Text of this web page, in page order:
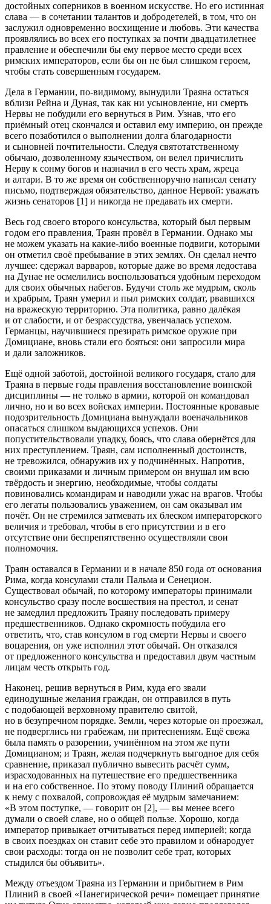
достойных соперников в военном искусстве. Но его истинная
слава — в сочетании талантов и добродетелей, в том, что он
заслужил одновременно восхищение и любовь. Эти качества
проявлялись во всех его поступках за почти двадцатилетнее
правление и обеспечили бы ему первое место среди всех
римских императоров, если бы он не был слишком героем,
чтобы стать совершенным государем.
Дела в Германии, по-видимому, вынудили Траяна остаться
вблизи Рейна и Дуная, так как ни усыновление, ни смерть
Нервы не побудили его вернуться в Рим. Узнав, что его
приёмный отец скончался и оставил ему империю, он прежде
всего позаботился о выполнении долга благодарности
и сыновней почтительности. Следуя святотатственному
обычаю, дозволенному язычеством, он велел причислить
Нерву к сонму богов и назначил в его честь храм, жреца
и алтари. В то же время он собственноручно написал сенату
письмо, подтверждая обязательство, данное Нервой: уважать
жизнь сенаторов [1] и никогда не предавать их смерти.
Весь год своего второго консульства, который был первым
годом его правления, Траян провёл в Германии. Однако мы
не можем указать на какие-либо военные подвиги, которыми
он отметил своё пребывание в этих землях. Он сделал нечто
лучшее: сдержал варваров, которые даже во время ледостава
на Дунае не осмелились воспользоваться удобным переходом
для своих обычных набегов. Будучи столь же мудрым, сколь
и храбрым, Траян умерил и пыл римских солдат, рвавшихся
на вражескую территорию. Эта политика, равно далёкая
и от слабости, и от безрассудства, увенчалась успехом.
Германцы, научившиеся презирать римское оружие при
Домициане, вновь стали его бояться: они запросили мира
и дали заложников.
Ещё одной заботой, достойной великого государя, стало для
Траяна в первые годы правления восстановление воинской
дисциплины — не только в армии, которой он командовал
лично, но и во всех войсках империи. Постоянные кровавые
подозрительность Домициана вынуждали военачальников
опасаться слишком выдающихся успехов. Они
попустительствовали упадку, боясь, что слава обернётся для
них преступлением. Траян, сам исполненный достоинств,
не тревожился, обнаружив их у подчинённых. Напротив,
своими приказами и личным примером он внушал им всю
твёрдость и энергию, необходимые, чтобы солдаты
повиновались командирам и наводили ужас на врагов. Чтобы
его легаты пользовались уважением, он сам оказывал им
почёт. Он не стремился затмевать их блеском императорского
величия и требовал, чтобы в его присутствии и в его
отсутствие они беспрепятственно осуществляли свои
полномочия.
Траян оставался в Германии и в начале 850 года от основания
Рима, когда консулами стали Пальма и Сенецион.
Существовал обычай, по которому императоры принимали
консульство сразу после восшествия на престол, и сенат
не замедлил предложить Траяну последовать примеру
предшественников. Однако скромность побудила его
ответить, что, став консулом в год смерти Нервы и своего
воцарения, он уже исполнил этот обычай. Он отказался
от предложенного консульства и предоставил двум частным
лицам честь открыть год.
Наконец, решив вернуться в Рим, куда его звали
единодушные желания граждан, он отправился в путь
с подобающей верховному правителю свитой,
но в безупречном порядке. Земли, через которые он проезжал,
не подверглись ни грабежам, ни притеснениям. Ещё свежа
была память о разорении, учинённом на этом же пути
Домицианом; и Траян, желая подчеркнуть выгодное для себя
сравнение, приказал публично вывесить расчёт сумм,
израсходованных на путешествие его предшественника
и на его собственное. По этому поводу Плиний обращается
к нему с похвалой, сопровождая её мудрым замечанием:
«В этом поступке, — говорит он [2], — вы менее всего
думали о своей славе, но о общей пользе. Хорошо, когда
император привыкает отчитываться перед империей; когда
в своих поездках он ставит себе это правилом и обнародует
свои расходы: тогда он не позволит себе трат, которых
стыдился бы объявить».
Между отъездом Траяна из Германии и прибытием в Рим
Плиний в своей «Панегирической речи» помещает принятие